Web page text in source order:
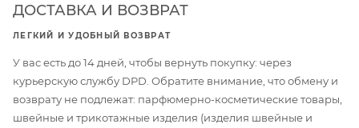
ДОСТАВКА И ВОЗВРАТ
ЛЕГКИЙ И УДОБНЫЙ ВОЗВРАТ
У вас есть до 14 дней, чтобы вернуть покупку: через
курьерскую службу DPD. Обратите внимание, что обмену и
возврату не подлежат: парфюмерно-косметические товары,
швейные и трикотажные изделия (изделия швейные и